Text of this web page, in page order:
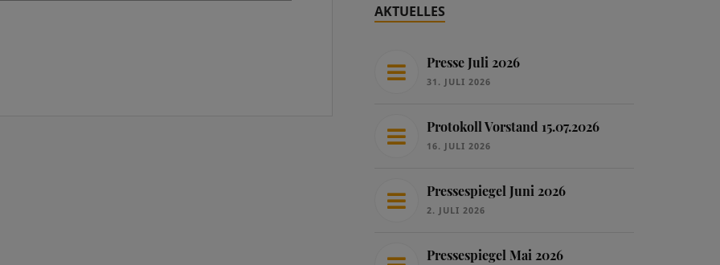
AKTUELLES
Presse Juli 2026
31. JULI 2026
Protokoll Vorstand 15.07.2026
16. JULI 2026
Pressespiegel Juni 2026
2. JULI 2026
Pressespiegel Mai 2026